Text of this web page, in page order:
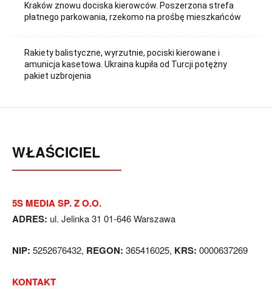
Kraków znowu dociska kierowców. Poszerzona strefa
płatnego parkowania, rzekomo na prośbę mieszkańców
Rakiety balistyczne, wyrzutnie, pociski kierowane i
amunicja kasetowa. Ukraina kupiła od Turcji potężny
pakiet uzbrojenia
WŁAŚCICIEL
5S MEDIA SP. Z O.O.
ADRES: ul. Jelinka 31 01-646 Warszawa
NIP: 5252676432, REGON: 365416025, KRS: 0000637269
KONTAKT